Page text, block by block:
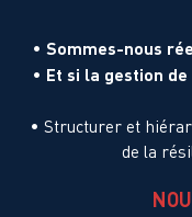
• Sommes-nous
• Et si la gestion
• Structurer et
de la